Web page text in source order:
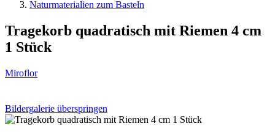
Naturmaterialien zum Basteln
Tragekorb quadratisch mit Riemen 4 cm
1 Stück
Miroflor
Bildergalerie überspringen